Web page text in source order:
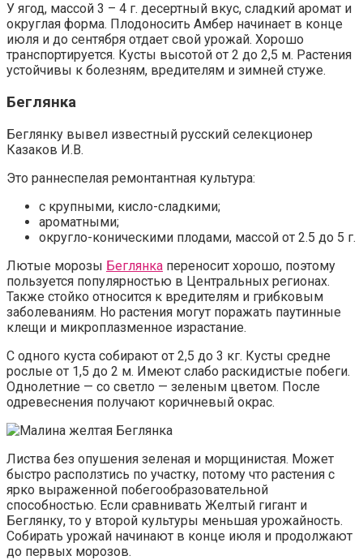
У ягод, массой 3 – 4 г. десертный вкус, сладкий аромат и
округлая форма. Плодоносить Амбер начинает в конце
июля и до сентября отдает свой урожай. Хорошо
транспортируется. Кусты высотой от 2 до 2,5 м. Растения
устойчивы к болезням, вредителям и зимней стуже.
Беглянка
Беглянку вывел известный русский селекционер
Казаков И.В.
Это раннеспелая ремонтантная культура:
с крупными, кисло-сладкими;
ароматными;
округло-коническими плодами, массой от 2.5 до 5 г.
Лютые морозы Беглянка переносит хорошо, поэтому
пользуется популярностью в Центральных регионах.
Также стойко относится к вредителям и грибковым
заболеваниям. Но растения могут поражать паутинные
клещи и микроплазменное израстание.
С одного куста собирают от 2,5 до 3 кг. Кусты средне
рослые от 1,5 до 2 м. Имеют слабо раскидистые побеги.
Однолетние — со светло — зеленым цветом. После
одревеснения получают коричневый окрас.
Листва без опушения зеленая и морщинистая. Может
быстро расползтись по участку, потому что растения с
ярко выраженной побегообразовательной
способностью. Если сравнивать Желтый гигант и
Беглянку, то у второй культуры меньшая урожайность.
Собирать урожай начинают в конце июля и продолжают
до первых морозов.